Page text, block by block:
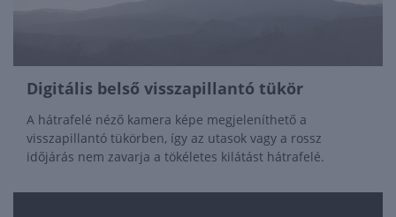
Digitális belső visszapillantó tükör
A hátrafelé néző kamera képe megjeleníthető a
visszapillantó tükörben, így az utasok vagy a rossz
időjárás nem zavarja a tökéletes kilátást hátrafelé.